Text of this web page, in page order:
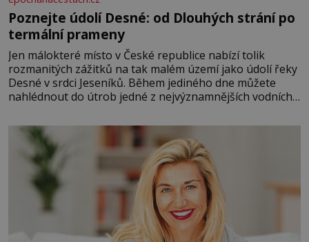
Poznejte údolí Desné: od Dlouhých strání po
termální prameny
Jen málokteré místo v České republice nabízí tolik
rozmanitých zážitků na tak malém území jako údolí řeky
Desné v srdci Jeseníků. Během jediného dne můžete
nahlédnout do útrob jedné z nejvýznamnějších vodních
se na koloběžce a den zakončit poznáváním památek ve
Velkých Losinách nebo v termálním